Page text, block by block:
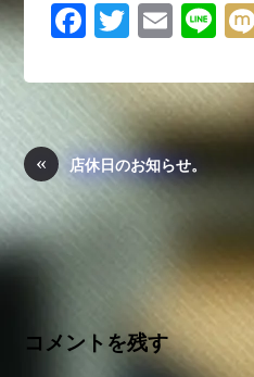
F
c
b
o
o
T
tt
er
E
ail
Li
e
« 店休日のお知らせ。
コメントを残す